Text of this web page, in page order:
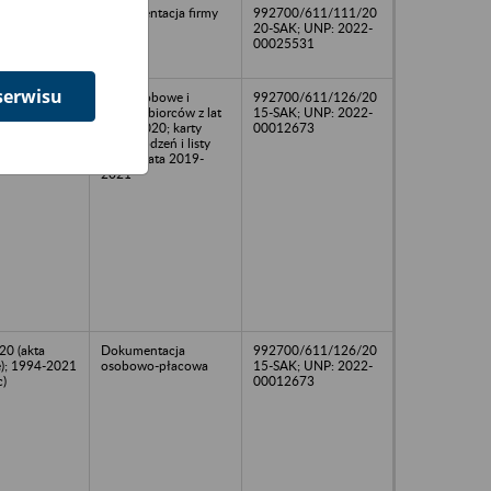
Dokumentacja firmy
992700/611/111/20
20-SAK; UNP: 2022-
00025531
Akta osobowe i
zleceniobiorców z lat
2001-2020; karty
wynagrodzeń i listy
płac za lata 2019-
2021
992700/611/126/20
15-SAK; UNP: 2022-
00012673
(akta
1994-2021
Dokumentacja
osobowo-płacowa
992700/611/126/20
15-SAK; UNP: 2022-
00012673